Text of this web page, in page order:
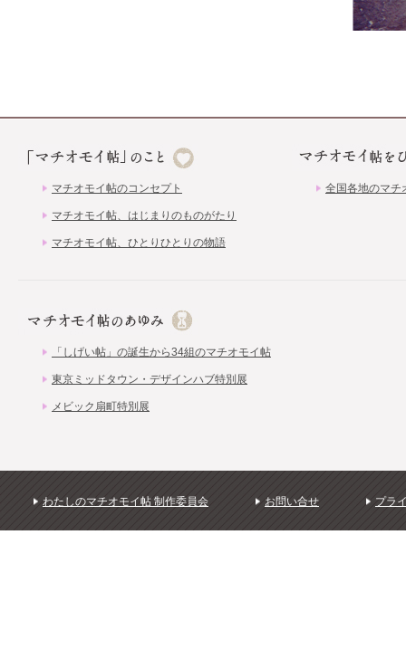
マチオモイ帖のコンセプト
マチオモイ帖、はじまりのものがたり
マチオモイ帖、ひとりひとりの物語
全国各地のマチ
「しげい帖」の誕生から34組のマチオモイ帖
東京ミッドタウン・デザインハブ特別展
メビック扇町特別展
わたしのマチオモイ帖 制作委員会 お問い合せ プラ